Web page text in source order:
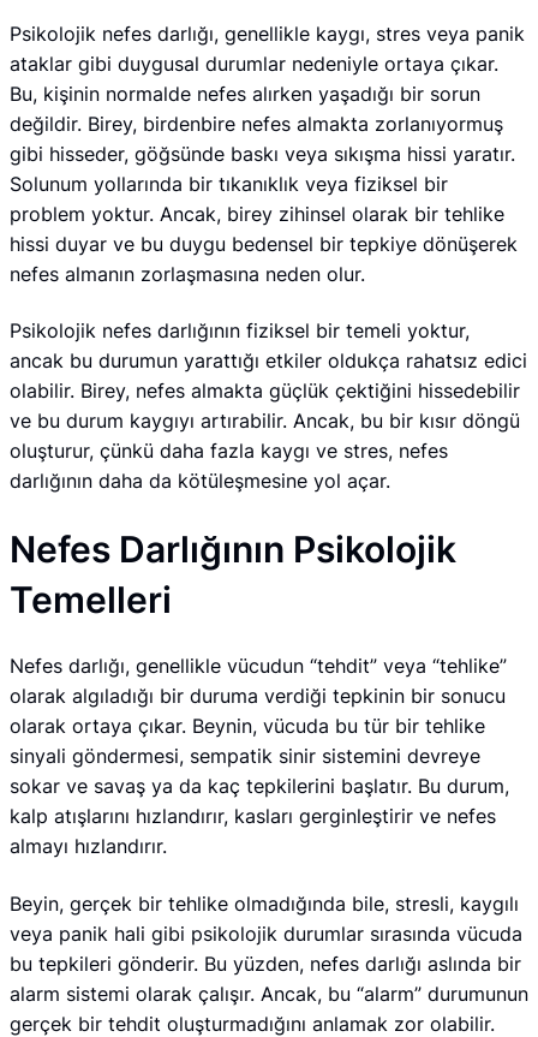
Psikolojik nefes darlığı, genellikle kaygı, stres veya panik
ataklar gibi duygusal durumlar nedeniyle ortaya çıkar.
Bu, kişinin normalde nefes alırken yaşadığı bir sorun
değildir. Birey, birdenbire nefes almakta zorlanıyormuş
gibi hisseder, göğsünde baskı veya sıkışma hissi yaratır.
Solunum yollarında bir tıkanıklık veya fiziksel bir
problem yoktur. Ancak, birey zihinsel olarak bir tehlike
hissi duyar ve bu duygu bedensel bir tepkiye dönüşerek
nefes almanın zorlaşmasına neden olur.
Psikolojik nefes darlığının fiziksel bir temeli yoktur,
ancak bu durumun yarattığı etkiler oldukça rahatsız edici
olabilir. Birey, nefes almakta güçlük çektiğini hissedebilir
ve bu durum kaygıyı artırabilir. Ancak, bu bir kısır döngü
oluşturur, çünkü daha fazla kaygı ve stres, nefes
darlığının daha da kötüleşmesine yol açar.
Nefes Darlığının Psikolojik
Temelleri
Nefes darlığı, genellikle vücudun “tehdit” veya “tehlike”
olarak algıladığı bir duruma verdiği tepkinin bir sonucu
olarak ortaya çıkar. Beynin, vücuda bu tür bir tehlike
sinyali göndermesi, sempatik sinir sistemini devreye
sokar ve savaş ya da kaç tepkilerini başlatır. Bu durum,
kalp atışlarını hızlandırır, kasları gerginleştirir ve nefes
almayı hızlandırır.
Beyin, gerçek bir tehlike olmadığında bile, stresli, kaygılı
veya panik hali gibi psikolojik durumlar sırasında vücuda
bu tepkileri gönderir. Bu yüzden, nefes darlığı aslında bir
alarm sistemi olarak çalışır. Ancak, bu “alarm” durumunun
gerçek bir tehdit oluşturmadığını anlamak zor olabilir.